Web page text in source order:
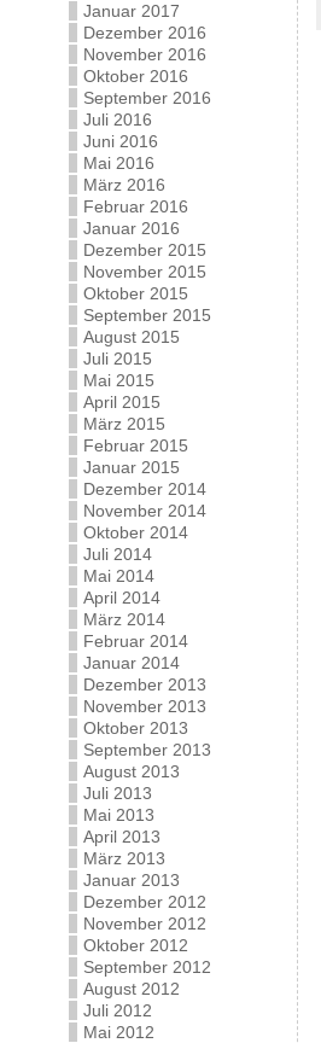
Januar 2017
Dezember 2016
November 2016
Oktober 2016
September 2016
Juli 2016
Juni 2016
Mai 2016
März 2016
Februar 2016
Januar 2016
Dezember 2015
November 2015
Oktober 2015
September 2015
August 2015
Juli 2015
Mai 2015
April 2015
März 2015
Februar 2015
Januar 2015
Dezember 2014
November 2014
Oktober 2014
Juli 2014
Mai 2014
April 2014
März 2014
Februar 2014
Januar 2014
Dezember 2013
November 2013
Oktober 2013
September 2013
August 2013
Juli 2013
Mai 2013
April 2013
März 2013
Januar 2013
Dezember 2012
November 2012
Oktober 2012
September 2012
August 2012
Juli 2012
Mai 2012